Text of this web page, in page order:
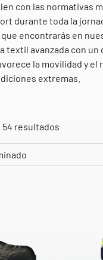
con las normativas
durante toda la
encontrarás en
textil avanzada con un
la movilidad y el
extremas.
54 resultados